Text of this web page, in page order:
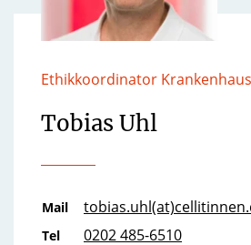
Ethikkoordinator Krankenhaus
Tobias Uhl
Mail
Tel 0202 485-6510